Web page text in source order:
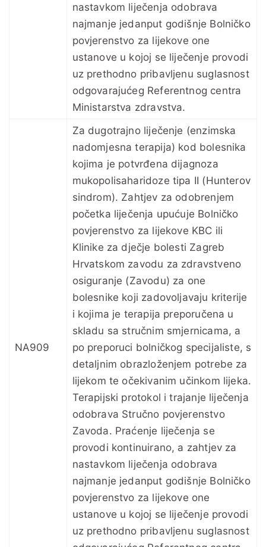
nastavkom liječenja odobrava
najmanje jedanput godišnje Bolničko
povjerenstvo za lijekove one
ustanove u kojoj se liječenje provodi
uz prethodno pribavljenu suglasnost
odgovarajućeg Referentnog centra
Ministarstva zdravstva.
NA909
Za dugotrajno liječenje (enzimska
nadomjesna terapija) kod bolesnika
kojima je potvrđena dijagnoza
mukopolisaharidoze tipa II (Hunterov
sindrom). Zahtjev za odobrenjem
početka liječenja upućuje Bolničko
povjerenstvo za lijekove KBC ili
Klinike za dječje bolesti Zagreb
Hrvatskom zavodu za zdravstveno
osiguranje (Zavodu) za one
bolesnike koji zadovoljavaju kriterije
i kojima je terapija preporučena u
skladu sa stručnim smjernicama, a
po preporuci bolničkog specijaliste, s
detaljnim obrazloženjem potrebe za
lijekom te očekivanim učinkom lijeka.
Terapijski protokol i trajanje liječenja
odobrava Stručno povjerenstvo
Zavoda. Praćenje liječenja se
provodi kontinuirano, a zahtjev za
nastavkom liječenja odobrava
najmanje jedanput godišnje Bolničko
povjerenstvo za lijekove one
ustanove u kojoj se liječenje provodi
uz prethodno pribavljenu suglasnost